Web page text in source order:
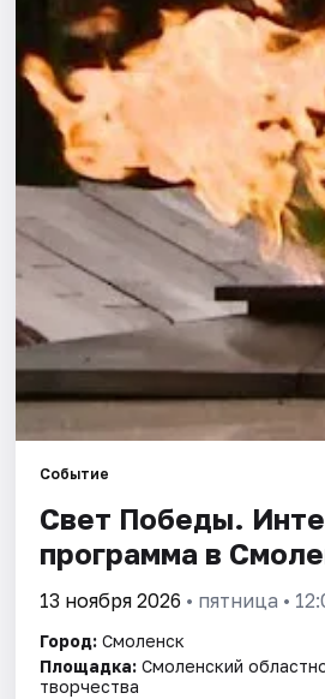
Города
Площадки
Артисты
Рейтинги
Событие
Свет Победы.
программа в
13 ноября 2026 • пятница •
Город: Смоленск
Площадка: Смоленский
творчества